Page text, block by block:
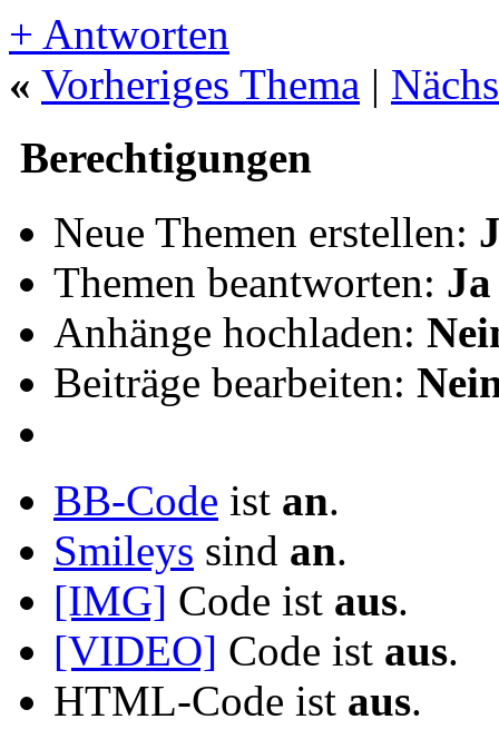
+ Antworten
« Vorheriges Thema |
Berechtigungen
Neue Themen erstellen:
Themen beantworten: Ja
Anhänge hochladen:
Beiträge bearbeiten:
BB-Code ist an.
Smileys sind an.
[IMG] Code ist aus.
[VIDEO] Code ist aus.
HTML-Code ist aus.